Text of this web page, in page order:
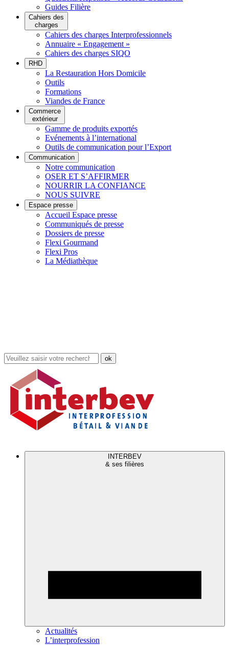
Guides Filière
Cahiers des
charges
Cahiers des charges Interprofessionnels
Annuaire « Engagement »
Cahiers des charges SIQO
RHD
La Restauration Hors Domicile
Outils
Formations
Viandes de France
Commerce
extérieur
Gamme de produits exportés
Evénements à l’international
Outils de communication pour l’Export
Communication
Notre communication
OSER ET S’AFFIRMER
NOURRIR LA CONFIANCE
NOUS SUIVRE
Espace presse
Accueil Espace presse
Communiqués de presse
Dossiers de presse
Flexi Gourmand
Flexi Pros
La Médiathèque
Rechercher
dans
site
INTERBEV
& ses filières
Actualités
L’interprofession